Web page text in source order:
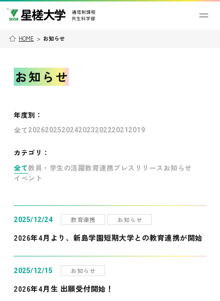
HOME > お知らせ
お知らせ
年度別 ：
全て202620252024202320222021 2019
カテゴリ：
全て教員・学生の活躍教育連携プレスリリース お知らせ
イベント
2025/12/24 教育連携 お知らせ
2026年4月より、新島学園短期大学との教育連携が開始
2025/12/15 お知らせ
2026年4月生 出願受付開始！